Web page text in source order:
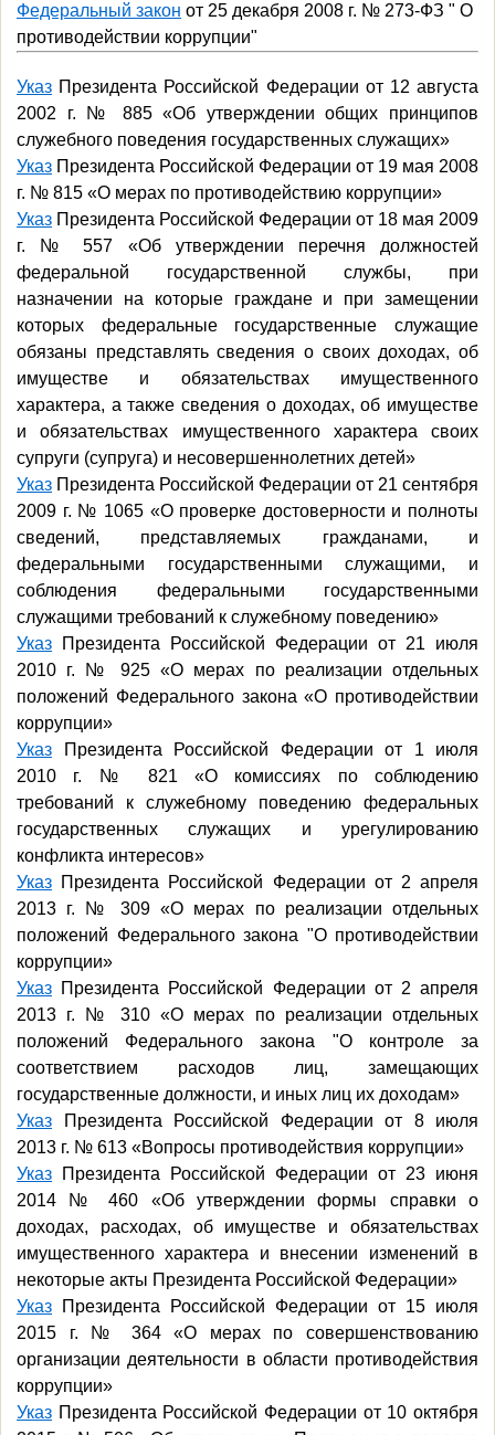
Федеральный закон от 25 декабря 2008 г. № 273-ФЗ " О
противодействии коррупции"
Указ Президента Российской Федерации от 12 августа
2002 г. № 885 «Об утверждении общих принципов
служебного поведения государственных служащих»
Указ Президента Российской Федерации от 19 мая 2008
г. № 815 «О мерах по противодействию коррупции»
Указ Президента Российской Федерации от 18 мая 2009
г. № 557 «Об утверждении перечня должностей
федеральной государственной службы, при
назначении на которые граждане и при замещении
которых федеральные государственные служащие
обязаны представлять сведения о своих доходах, об
имуществе и обязательствах имущественного
характера, а также сведения о доходах, об имуществе
и обязательствах имущественного характера своих
супруги (супруга) и несовершеннолетних детей»
Указ Президента Российской Федерации от 21 сентября
2009 г. № 1065 «О проверке достоверности и полноты
сведений, представляемых гражданами, и
федеральными государственными служащими, и
соблюдения федеральными государственными
служащими требований к служебному поведению»
Указ Президента Российской Федерации от 21 июля
2010 г. № 925 «О мерах по реализации отдельных
положений Федерального закона «О противодействии
коррупции»
Указ Президента Российской Федерации от 1 июля
2010 г. № 821 «О комиссиях по соблюдению
требований к служебному поведению федеральных
государственных служащих и урегулированию
конфликта интересов»
Указ Президента Российской Федерации от 2 апреля
2013 г. № 309 «О мерах по реализации отдельных
положений Федерального закона "О противодействии
коррупции»
Указ Президента Российской Федерации от 2 апреля
2013 г. № 310 «О мерах по реализации отдельных
положений Федерального закона "О контроле за
соответствием расходов лиц, замещающих
государственные должности, и иных лиц их доходам»
Указ Президента Российской Федерации от 8 июля
2013 г. № 613 «Вопросы противодействия коррупции»
Указ Президента Российской Федерации от 23 июня
2014 № 460 «Об утверждении формы справки о
доходах, расходах, об имуществе и обязательствах
имущественного характера и внесении изменений в
некоторые акты Президента Российской Федерации»
Указ Президента Российской Федерации от 15 июля
2015 г. № 364 «О мерах по совершенствованию
организации деятельности в области противодействия
коррупции»
Указ Президента Российской Федерации от 10 октября